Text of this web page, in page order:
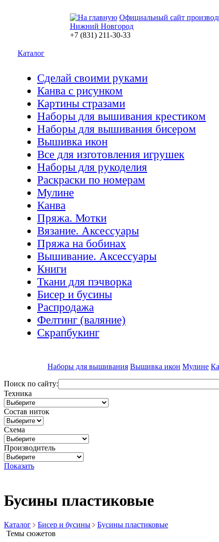
Официальный сайт
Нижний Новгород
+7 (831) 211-30-33
Каталог
Сделай своими руками
Канва с рисунком
Картины стразами
Наборы для вышивания крестиком
Наборы для вышивания бисером
Вышивка икон
Все для изготовления игрушек
Наборы для рукоделия
Раскраски по номерам
Мулине
Канва
Пряжа. Мотки
Вязание. Аксессуары
Пряжа на бобинах
Вышивание. Аксессуары
Книги
Ткани для пэчворка
Бисер и бусины
Распродажа
Фелтинг (валяние)
Скрапбукинг
Наборы для вышивания Вышивка икон Мулине
Поиск по сайту:
Техника
Состав ниток
Схема
Производитель
Показать
Бусины пластиковые
Каталог Бисер и бусины
Бусины пластиковые
Темы сюжетов